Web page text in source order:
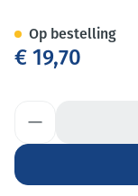
€ 19,70
Op bestelling